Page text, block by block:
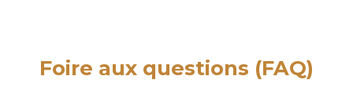
Foire aux questions (FAQ)